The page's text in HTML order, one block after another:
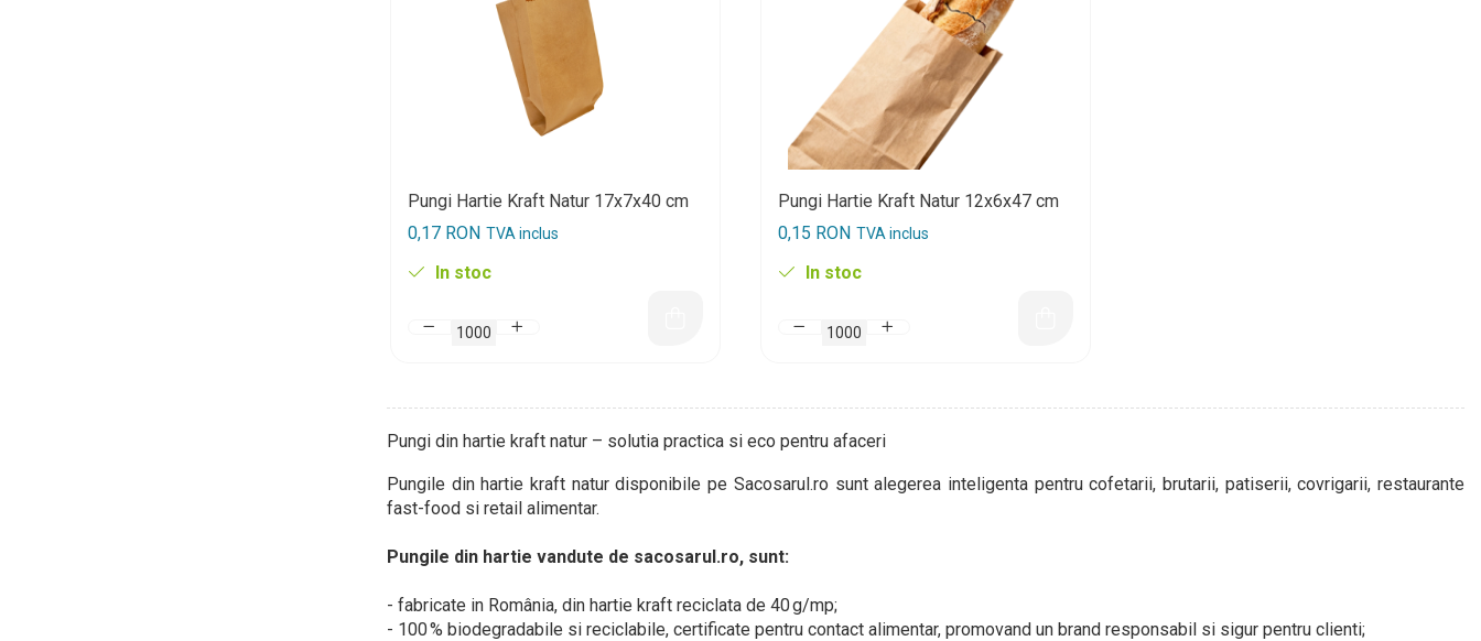
Pungi Hartie Kraft Natur 17x7x40 cm
0,17 RON TVA inclus
In stoc
Pungi Hartie Kraft Natur 12x6x47 cm
0,15 RON TVA inclus
In stoc
Pungi din hartie kraft natur – solutia practica si eco pentru afaceri
Pungile din hartie kraft natur disponibile pe Sacosarul.ro sunt alegerea inteligenta pentru cofetarii, brutarii, patiserii, covrigarii, restaurante
fast-food si retail alimentar.
Pungile din hartie vandute de sacosarul.ro, sunt:
- fabricate in România, din hartie kraft reciclata de 40 g/mp;
- 100 % biodegradabile si reciclabile, certificate pentru contact alimentar, promovand un brand responsabil si sigur pentru clienti;